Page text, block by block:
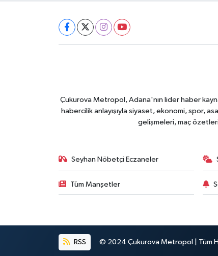
Çukurova Metropol, Adana'nın lider haber
habercilik anlayışıyla siyaset, ekonomi, spor,
gelişmeleri, maç
Seyhan Nöbetçi Eczaneler
Tüm Manşetler
RSS © 2024 Çukurova Metropol | Tüm